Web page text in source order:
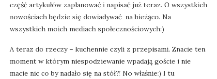
część artykułów zaplanować i napisać już teraz. O wszystkich
nowościach będzie się dowiadywać na bieżąco. Na
wszystkich moich mediach społecznościowych:)
A teraz do rzeczy – kuchennie czyli z przepisami. Znacie ten
moment w którym niespodziewanie wpadają goście i nie
macie nic co by nadało się na stół?! No właśnie:) I tu